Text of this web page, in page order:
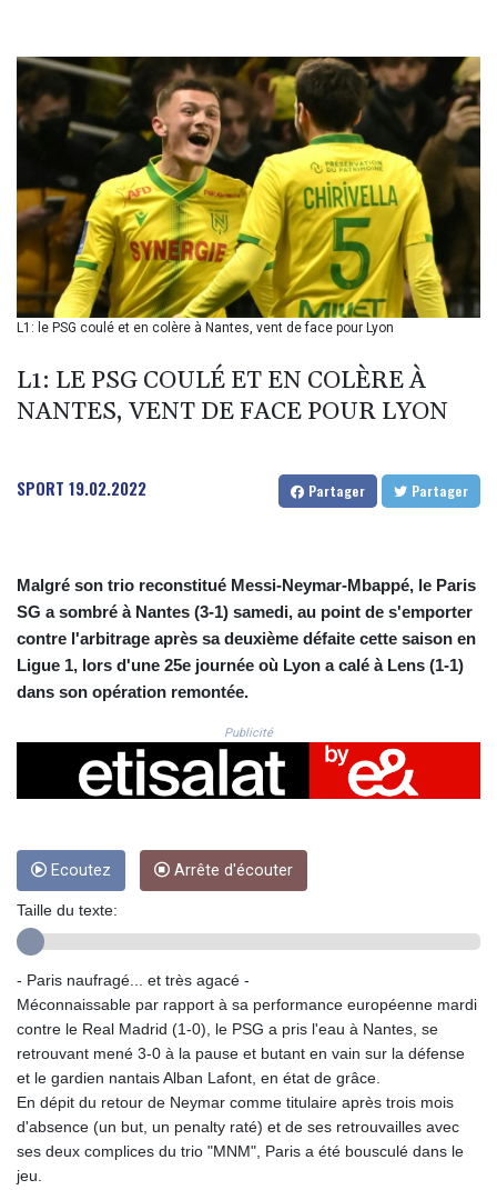
BMD 1.152471
BND 1.477446
BOB 13.935975
BRL 5.897421
BSD 1.152186
BTN 109.652359
BWP 15.583119
BYN 3.411334
BYR 22588.429982
BZD 2.317251
CAD 1.615251
CDF 2604.584378
CLF 0.026727
CLP 1055.271199
COP 3641.324061
CRC 524.099988
CVE 110.809379
CZK 24.24407
DJF 204.817306
DKK 7.476217
DOP 67.193733
DZD 153.365094
ERN 17.287064
ETB 185.968128
FJD 2.552089
GEL 3.013725
GGP 0.856077
GNF 10118.69464
GTQ 8.791437
GYD 241.048608
HKD 9.04099
HNL 30.88171
HRK 7.536585
HTG 150.649793
HUF 364.625083
L1: le PSG coulé et en colère à Nantes, vent de face pour Lyon
L1: LE PSG COULÉ ET EN COLÈRE À
NANTES, VENT DE FACE POUR LYON
SPORT 19.02.2022 Partager Partager
Malgré son trio reconstitué Messi-Neymar-Mbappé, le Paris
SG a sombré à Nantes (3-1) samedi, au point de s'emporter
contre l'arbitrage après sa deuxième défaite cette saison en
Ligue 1, lors d'une 25e journée où Lyon a calé à Lens (1-1)
dans son opération remontée.
Publicité
Ecoutez Arrête d'écouter
Taille du texte:
- Paris naufragé... et très agacé -
Méconnaissable par rapport à sa performance européenne mardi
contre le Real Madrid (1-0), le PSG a pris l'eau à Nantes, se
retrouvant mené 3-0 à la pause et butant en vain sur la défense
et le gardien nantais Alban Lafont, en état de grâce.
En dépit du retour de Neymar comme titulaire après trois mois
d'absence (un but, un penalty raté) et de ses retrouvailles avec
ses deux complices du trio "MNM", Paris a été bousculé dans le
jeu.